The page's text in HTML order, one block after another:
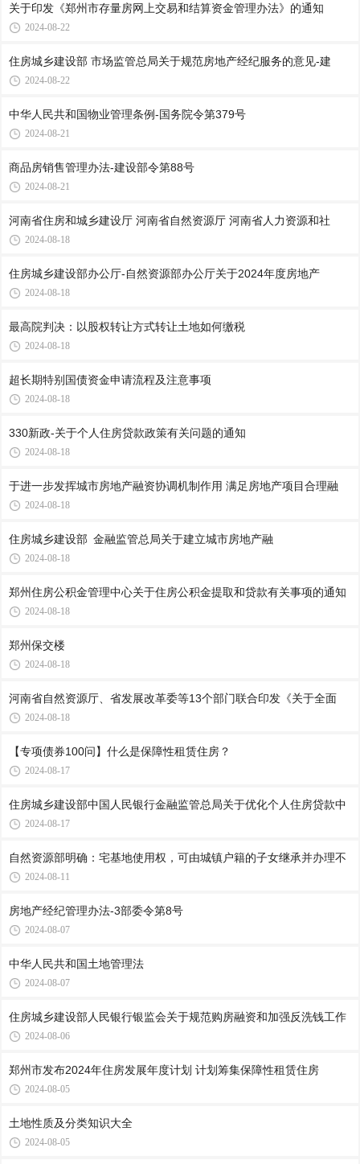
关于印发《郑州市存量房网上交易和结算资金管理办法》的通知
2024-08-22
住房城乡建设部 市场监管总局关于规范房地产经纪服务的意见-建
2024-08-22
中华人民共和国物业管理条例-国务院令第379号
2024-08-21
商品房销售管理办法-建设部令第88号
2024-08-21
河南省住房和城乡建设厅 河南省自然资源厅 河南省人力资源和社
2024-08-18
住房城乡建设部办公厅-自然资源部办公厅关于2024年度房地产
2024-08-18
最高院判决：以股权转让方式转让土地如何缴税
2024-08-18
超长期特别国债资金申请流程及注意事项
2024-08-18
330新政-关于个人住房贷款政策有关问题的通知
2024-08-18
于进一步发挥城市房地产融资协调机制作用 满足房地产项目合理融
2024-08-18
住房城乡建设部 金融监管总局关于建立城市房地产融
2024-08-18
郑州住房公积金管理中心关于住房公积金提取和贷款有关事项的通知
2024-08-18
郑州保交楼
2024-08-18
河南省自然资源厅、省发展改革委等13个部门联合印发《关于全面
2024-08-18
【专项债券100问】什么是保障性租赁住房？
2024-08-17
住房城乡建设部中国人民银行金融监管总局关于优化个人住房贷款中
2024-08-17
自然资源部明确：宅基地使用权，可由城镇户籍的子女继承并办理不
2024-08-11
房地产经纪管理办法-3部委令第8号
2024-08-07
中华人民共和国土地管理法
2024-08-07
住房城乡建设部人民银行银监会关于规范购房融资和加强反洗钱工作
2024-08-06
郑州市发布2024年住房发展年度计划 计划筹集保障性租赁住房
2024-08-05
土地性质及分类知识大全
2024-08-05